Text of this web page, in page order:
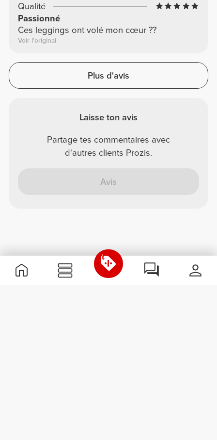
Qualité
Passionné
Ces leggings ont volé mon cœur ??
Voir l'original
Plus d'avis
Laisse ton avis
Partage tes commentaires avec
d'autres clients Prozis.
Avis